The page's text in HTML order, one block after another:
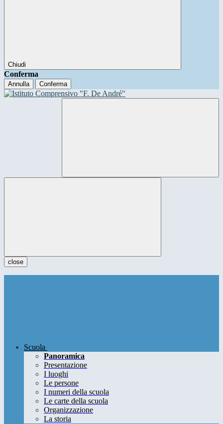
Chiudi
Conferma
Annulla Conferma
close
Scuola
Panoramica
Presentazione
I luoghi
Le persone
I numeri della scuola
Le carte della scuola
Organizzazione
La storia